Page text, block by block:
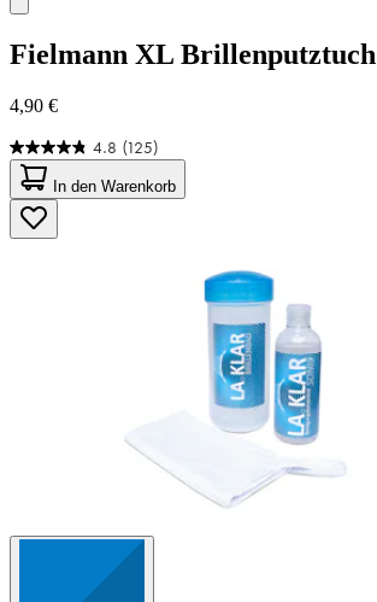
Fielmann XL Brillenputztuch
4,90 €
4.8 (125)
4.8
von
5
Sternen.
125
In den Warenkorb